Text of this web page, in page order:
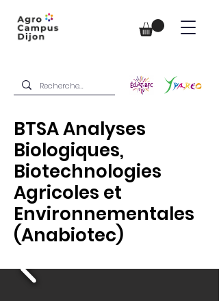
BTSA Analyses
Biologiques,
Biotechnologies
Agricoles et
Environnementales
(Anabiotec)